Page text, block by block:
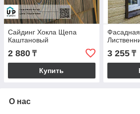
Сайдинг Хокла Щепа
Каштановый
2 880 ₸
Купить
3 255₸
О нас